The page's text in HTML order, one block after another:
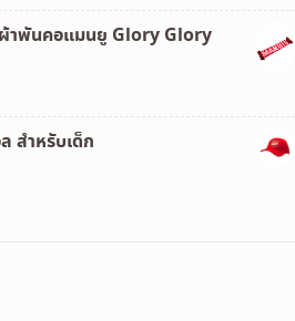
าพันคอแมนยู Glory Glory
สำหรับเด็ก